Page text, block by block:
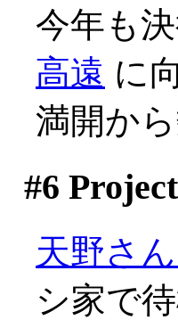
今年も
高遠 に
満開か
#6
天野さん
シ家で待